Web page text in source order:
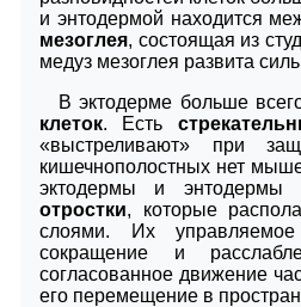
и энтодермой находится
мезоглея, состоящая из
медуз мезоглея развита
В эктодерме больше
клеток. Есть
«выстреливают» при
кишечнополостных нет
эктодермы и энтодермы
отростки, которые
слоями. Их
сокращение и
согласованное движение
его перемещение в